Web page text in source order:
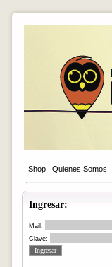
Shop Quienes Somos
Ingresar:
Mail:
Clave: